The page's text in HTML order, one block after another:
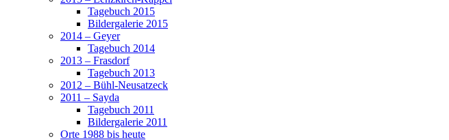
Tagebuch 2015
Bildergalerie 2015
2014 – Geyer
Tagebuch 2014
2013 – Frasdorf
Tagebuch 2013
2012 – Bühl-Neusatzeck
2011 – Sayda
Tagebuch 2011
Bildergalerie 2011
Orte 1988 bis heute